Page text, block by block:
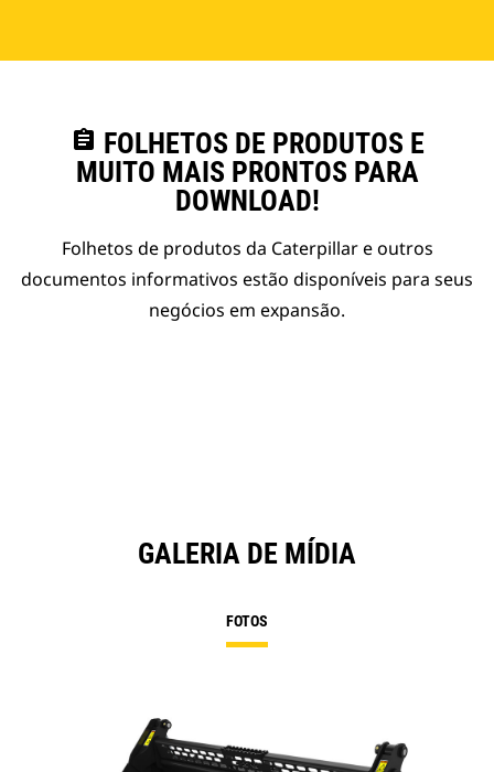
assignment FOLHETOS DE PRODUTOS E
MUITO MAIS PRONTOS PARA
DOWNLOAD!
Folhetos de produtos da Caterpillar e outros
documentos informativos estão disponíveis para seus
negócios em expansão.
GALERIA DE MÍDIA
FOTOS